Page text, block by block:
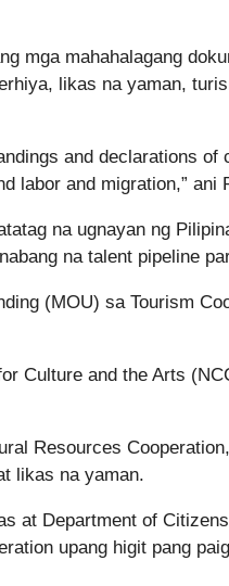
mga mahahalagang
likas na yaman,
and declarations of
labor and migration,” ani
na ugnayan ng
na talent pipeline
(MOU) sa Tourism
Culture and the Arts
Resources
likas na yaman.
at Department of
upang higit pang